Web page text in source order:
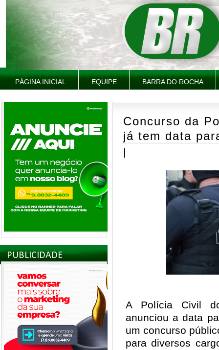
PÁGINA INICIAL EQUIPE BARRA DO ROCHA
PUBLICIDADE
Concurso da
já tem data
|
A Polícia Civil
anunciou a data
um concurso
para diversos